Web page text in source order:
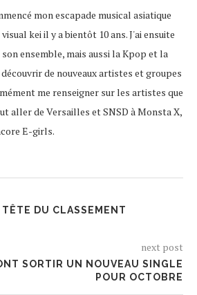
mon escapade musical asiatique
kei il y a bientôt 10 ans. J'ai ensuite
ensemble, mais aussi la Kpop et la
de nouveaux artistes et groupes
me renseigner sur les artistes que
aller de Versailles et SNSD à Monsta X,
E-girls.
DU CLASSEMENT
next post
SORTIR UN NOUVEAU SINGLE
POUR OCTOBRE